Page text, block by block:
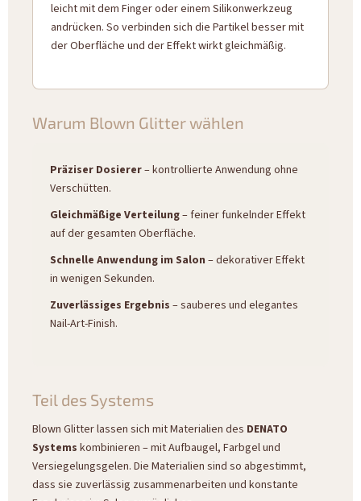
leicht mit dem Finger oder einem Silikonwerkzeug
andrücken. So verbinden sich die Partikel besser mit
der Oberfläche und der Effekt wirkt gleichmäßig.
Warum Blown Glitter wählen
Präziser Dosierer– kontrollierte Anwendung ohne
Verschütten.
Gleichmäßige Verteilung– feiner funkelnder Effekt
auf der gesamten Oberfläche.
Schnelle Anwendung im Salon – dekorativer Effekt
in wenigen Sekunden.
Zuverlässiges Ergebnis – sauberes und elegantes
Nail-Art-Finish.
Teil des Systems
Blown Glitter lassen sich mit Materialien des DENATO
Systems kombinieren – mit Aufbaugel, Farbgel und
Versiegelungsgelen. Die Materialien sind so abgestimmt,
dass sie zuverlässig zusammenarbeiten und konstante